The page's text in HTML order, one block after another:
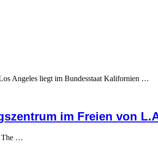
Angeles liegt im Bundesstaat Kalifornien …
im Freien von
The …